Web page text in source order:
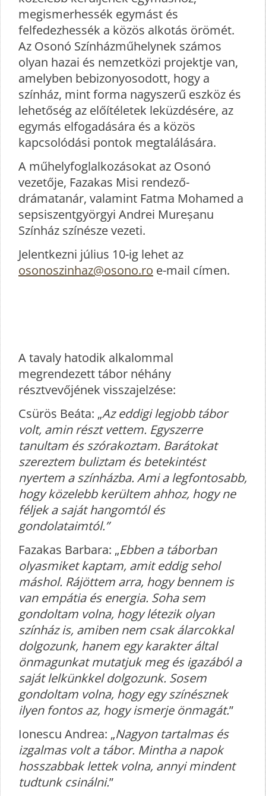
megismerhessék egymást és
felfedezhessék a közös alkotás örömét.
Az Osonó Színházműhelynek számos
olyan hazai és nemzetközi projektje van,
amelyben bebizonyosodott, hogy a
színház, mint forma nagyszerű eszköz és
lehetőség az előítéletek leküzdésére, az
egymás elfogadására és a közös
kapcsolódási pontok megtalálására.
A műhelyfoglalkozásokat az Osonó
vezetője, Fazakas Misi rendező-
drámatanár, valamint Fatma Mohamed a
sepsiszentgyörgyi Andrei Mureșanu
Színház színésze vezeti.
Jelentkezni július 10-ig lehet az
osonoszinhaz@osono.ro e-mail címen.
A tavaly hatodik alkalommal
megrendezett tábor néhány
résztvevőjének visszajelzése:
Csürös Beáta: „Az eddigi legjobb tábor
volt, amin részt vettem. Egyszerre
tanultam és szórakoztam. Barátokat
szereztem buliztam és betekintést
nyertem a színházba. Ami a legfontosabb,
hogy közelebb kerültem ahhoz, hogy ne
féljek a saját hangomtól és
gondolataimtól.”
Fazakas Barbara: „Ebben a táborban
olyasmiket kaptam, amit eddig sehol
máshol. Rájöttem arra, hogy bennem is
van empátia és energia. Soha sem
gondoltam volna, hogy létezik olyan
színház is, amiben nem csak álarcokkal
dolgozunk, hanem egy karakter által
önmagunkat mutatjuk meg és igazából a
saját lelkünkkel dolgozunk. Sosem
gondoltam volna, hogy egy színésznek
ilyen fontos az, hogy ismerje önmagát.”
Ionescu Andrea: „Nagyon tartalmas és
izgalmas volt a tábor. Mintha a napok
hosszabbak lettek volna, annyi mindent
tudtunk csinálni.”